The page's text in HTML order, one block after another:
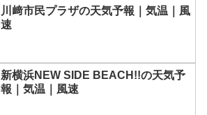
川﨑市民プラザの天気予報｜気温｜風
速
新横浜NEW SIDE BEACH!!の天気予
報｜気温｜風速